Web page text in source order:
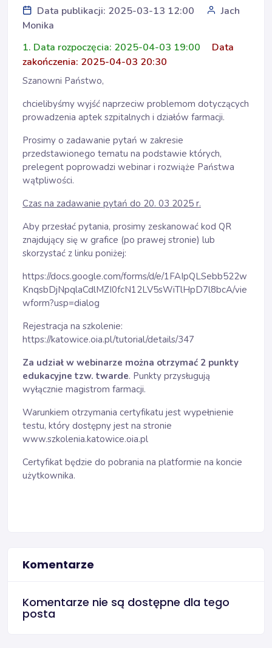
Data publikacji: 2025-03-13 12:00
Jach
Monika
1. Data rozpoczęcia: 2025-04-03 19:00
Data
zakończenia: 2025-04-03 20:30
Szanowni Państwo,
chcielibyśmy wyjść naprzeciw problemom dotyczących
prowadzenia aptek szpitalnych i działów farmacji.
Prosimy o zadawanie pytań w zakresie
przedstawionego tematu na podstawie których,
prelegent poprowadzi webinar i rozwiąże Państwa
wątpliwości.
Czas na zadawanie pytań do 20. 03 2025 r.
Aby przesłać pytania, prosimy zeskanować kod QR
znajdujący się w grafice (po prawej stronie) lub
skorzystać z linku poniżej:
https://docs.google.com/forms/d/e/1FAIpQLSebb522w
KnqsbDjNpqlaCdlMZI0fcN12LV5sWiTlHpD7l8bcA/vie
wform?usp=dialog
Rejestracja na szkolenie:
https://katowice.oia.pl/tutorial/details/347
Za udział w webinarze można otrzymać 2 punkty
edukacyjne tzw. twarde. Punkty przysługują
wyłącznie magistrom farmacji.
Warunkiem otrzymania certyfikatu jest wypełnienie
testu, który dostępny jest na stronie
www.szkolenia.katowice.oia.pl
Certyfikat będzie do pobrania na platformie na koncie
użytkownika.
Komentarze
Komentarze nie są dostępne dla tego
posta